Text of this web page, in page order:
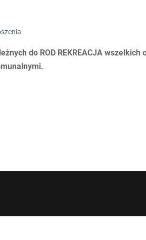
do ROD REKREACJA